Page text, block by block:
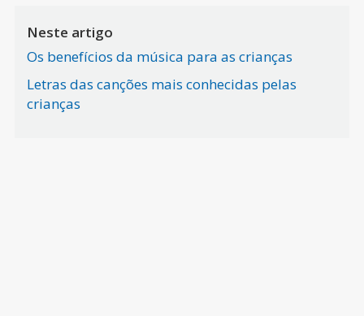
Neste artigo
Os benefícios da música para as crianças
Letras das canções mais conhecidas pelas
crianças